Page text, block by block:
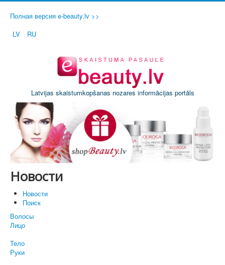
Полная версия e-beauty.lv >>
LV
RU
Latvijas skaistumkopšanas nozares informācijas portāls
Новости
Новости
Поиск
Волосы
Лицо
Тело
Руки